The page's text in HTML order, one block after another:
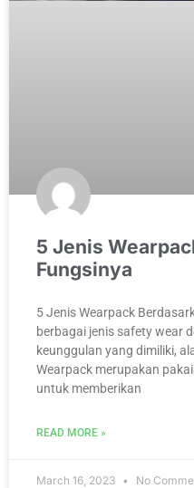
5 Jenis
Fungsinya
5 Jenis Wearpack
berbagai jenis safety wear
keunggulan yang dimiliki,
Wearpack merupakan
untuk memberikan
READ MORE »
March 16, 2023 No